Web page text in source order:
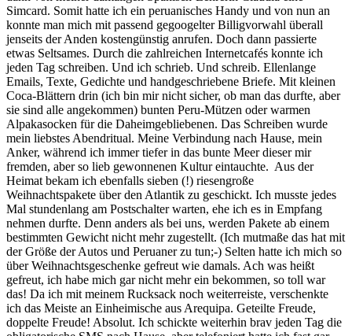
Simcard. Somit hatte ich ein peruanisches Handy und von nun an
konnte man mich mit passend gegoogelter Billigvorwahl überall
jenseits der Anden kostengünstig anrufen. Doch dann passierte
etwas Seltsames. Durch die zahlreichen Internetcafés konnte ich
jeden Tag schreiben. Und ich schrieb. Und schreib. Ellenlange
Emails, Texte, Gedichte und handgeschriebene Briefe. Mit kleinen
Coca-Blättern drin (ich bin mir nicht sicher, ob man das durfte, aber
sie sind alle angekommen) bunten Peru-Mützen oder warmen
Alpakasocken für die Daheimgebliebenen. Das Schreiben wurde
mein liebstes Abendritual. Meine Verbindung nach Hause, mein
Anker, während ich immer tiefer in das bunte Meer dieser mir
fremden, aber so lieb gewonnenen Kultur eintauchte. Aus der
Heimat bekam ich ebenfalls sieben (!) riesengroße
Weihnachtspakete über den Atlantik zu geschickt. Ich musste jedes
Mal stundenlang am Postschalter warten, ehe ich es in Empfang
nehmen durfte. Denn anders als bei uns, werden Pakete ab einem
bestimmten Gewicht nicht mehr zugestellt. (Ich mutmaße das hat mit
der Größe der Autos und Peruaner zu tun;-) Selten hatte ich mich so
über Weihnachtsgeschenke gefreut wie damals. Ach was heißt
gefreut, ich habe mich gar nicht mehr ein bekommen, so toll war
das! Da ich mit meinem Rucksack noch weiterreiste, verschenkte
ich das Meiste an Einheimische aus Arequipa. Geteilte Freude,
doppelte Freude! Absolut. Ich schickte weiterhin brav jeden Tag die